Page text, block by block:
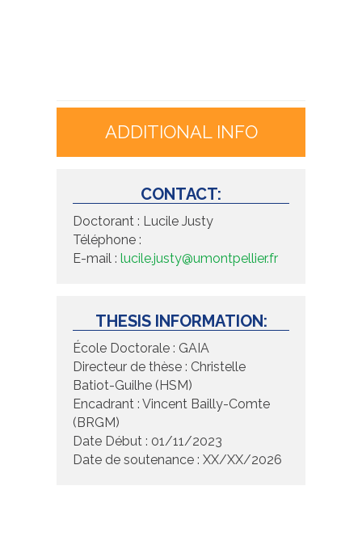
ADDITIONAL INFO
CONTACT:
Doctorant : Lucile Justy
Téléphone :
E-mail : lucile.justy@umontpellier.fr
THESIS INFORMATION:
École Doctorale : GAIA
Directeur de thèse : Christelle
Batiot-Guilhe (HSM)
Encadrant : Vincent Bailly-Comte
(BRGM)
Date Début : 01/11/2023
Date de soutenance : XX/XX/2026